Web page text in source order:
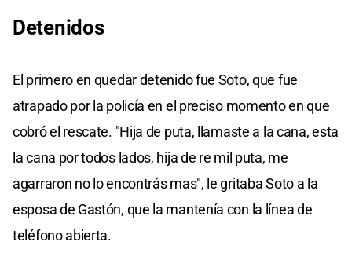
Detenidos
El primero en quedar detenido fue Soto, que fue
atrapado por la policía en el preciso momento en que
cobró el rescate. "Hija de puta, llamaste a la cana, esta
la cana por todos lados, hija de re mil puta, me
agarraron no lo encontrás mas", le gritaba Soto a la
esposa de Gastón, que la mantenía con la línea de
teléfono abierta.